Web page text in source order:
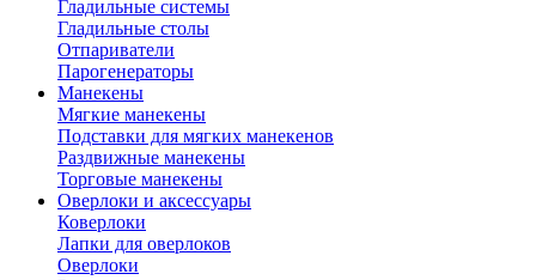
Гладильные системы
Гладильные столы
Отпариватели
Парогенераторы
Манекены
Мягкие манекены
Подставки для мягких манекенов
Раздвижные манекены
Торговые манекены
Оверлоки и аксессуары
Коверлоки
Лапки для оверлоков
Оверлоки